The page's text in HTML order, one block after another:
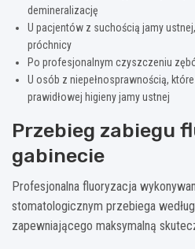
demineralizację
U pacjentów z suchością jamy
próchnicy
Po profesjonalnym czyszczeniu
U osób z niepełnosprawnością,
prawidłowej higieny jamy ustnej
Przebieg zabiegu
gabinecie
Profesjonalna fluoryzacja
stomatologicznym przebiega
zapewniającego maksymalną